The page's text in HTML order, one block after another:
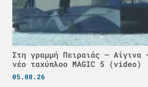
Στη γραμμή Πειραιάς – Αίγινα
νέο ταχύπλοο MAGIC 5 (video)
05.08.26